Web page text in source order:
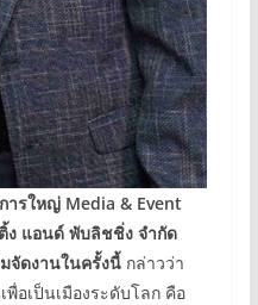
ารใหญ่ Media & Event
แอนด์ พับลิชชิ่ง จำกัด
จัดงานในครั้งนี้กล่าวว่า
อเป็นเมืองระดับโลก คือ